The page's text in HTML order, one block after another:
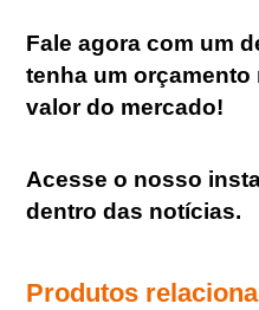
Fale agora com um
tenha um
valor do mercado!
Acesse o nosso
dentro das notícias.
Produtos